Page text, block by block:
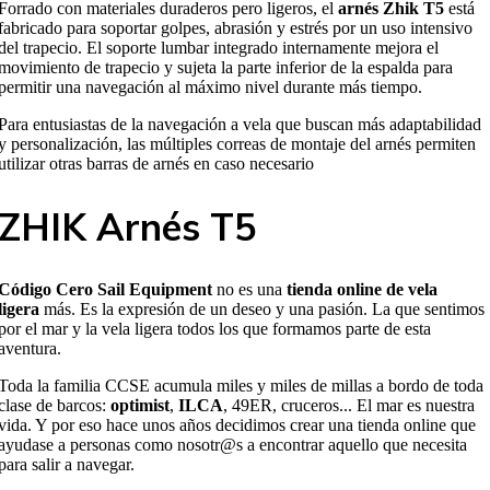
con materiales duraderos pero ligeros, el arnés Zhik T5 está
para soportar golpes, abrasión y estrés por un uso intensivo
trapecio. El soporte lumbar integrado internamente mejora el
de trapecio y sujeta la parte inferior de la espalda para
una navegación al máximo nivel durante más tiempo.
entusiastas de la navegación a vela que buscan más adaptabilidad
personalización, las múltiples correas de montaje del arnés permiten
otras barras de arnés en caso necesario
Arnés T5
Cero Sail Equipment no es una tienda online de vela
más. Es la expresión de un deseo y una pasión. La que sentimos
el mar y la vela ligera todos los que formamos parte de esta
la familia CCSE acumula miles y miles de millas a bordo de toda
de barcos: optimist, ILCA, 49ER, cruceros... El mar es nuestra
Y por eso hace unos años decidimos crear una tienda online que
a personas como nosotr@s a encontrar aquello que necesita
salir a navegar.